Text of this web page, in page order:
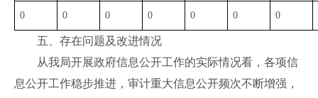
0 0 0 0 0 0 0
五、存在问题及改进情况
从我局开展政府信息公开工作的实际情况看，各项信
息公开工作稳步推进，审计重大信息公开频次不断增强，